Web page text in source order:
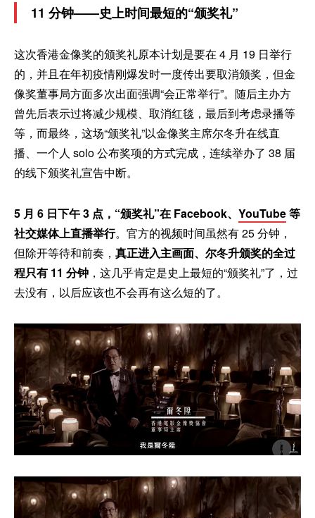
11 分钟——史上时间最短的“颁奖礼”
这次香港金像奖的颁奖礼原本计划是要在 4 月 19 日举行
的，并且在年初疫情刚爆发时一度传出要取消颁奖，但金
像奖董事局方面多次出面强调“会正常举行”。随后主办方
曾先后表示过将减少规模、取消红毯，最后到考虑录播等
等，而最终，这场“颁奖礼”以金像奖主席尔冬升在线直
播、一个人 solo 公布奖项的方式完成，连续举办了 38 届
的线下颁奖礼宣告中断。
5 月 6 日下午 3 点，“颁奖礼”在 Facebook、 YouTube等
社交媒体上直播举行。官方的视频时间虽然有 25 分钟，
但除开等待和前奏， 真正进入主画面、尔冬升颁奖的全过
程只有 11 分钟 ，这几乎肯定是史上最短的“颁奖礼”了，过
去没有，以后应该也不会再有这么短的了。